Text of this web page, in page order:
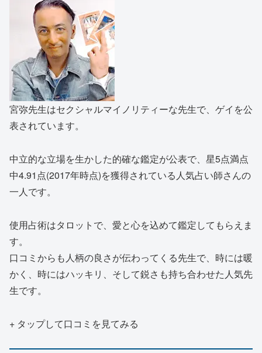
宮弥先生はセクシャルマイノリティーな先生で、ゲイを公
表されています。
中立的な立場を生かした的確な鑑定が公表で、星5点満点
中4.91点(2017年時点)を獲得されている人気占い師さんの
一人です。
使用占術はタロットで、愛と心を込めて鑑定してもらえま
す。
口コミからも人柄の良さが伝わってくる先生で、時には暖
かく、時にはハッキリ、そして鋭さも持ち合わせた人気先
生です。
+ タップして口コミを見てみる